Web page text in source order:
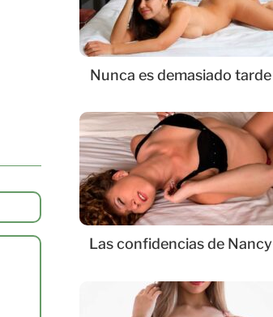
Nunca es demasiado tarde
Las confidencias de Nancy